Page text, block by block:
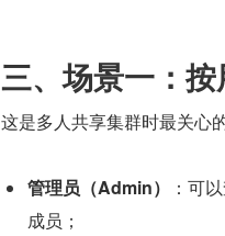
三、场景一：
这是多人共享集群时最关心
管理员（Admin） ：可
成员；